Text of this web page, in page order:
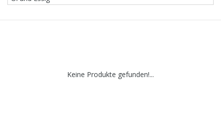
Keine Produkte gefunden!...